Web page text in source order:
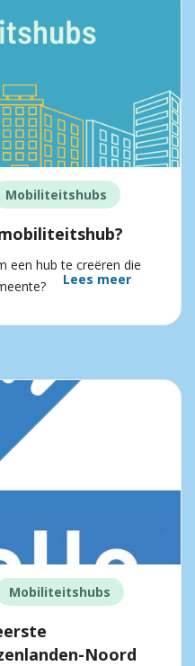
Mobiliteitshubs
een hub te creëren die
Lees meer
Mobiliteitshubs
Noord